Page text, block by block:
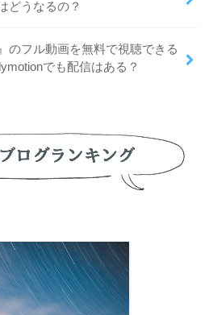
どうなるの？
のフル動画を無料で視聴できる
でも配信はある？